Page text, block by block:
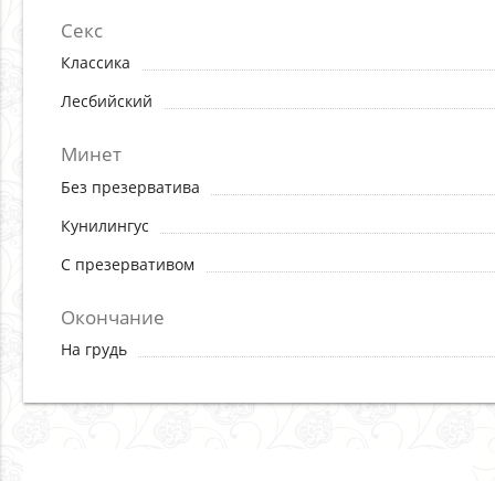
Секс
Классика
Лесбийский
Минет
Без презерватива
Кунилингус
С презервативом
Окончание
На грудь